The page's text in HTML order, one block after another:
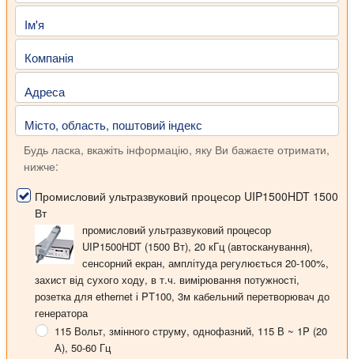
Ім'я
Компанія
Адреса
Місто, область, поштовий індекс
Будь ласка, вкажіть інформацію, яку Ви бажаєте отримати,
нижче:
Промисловий ультразвуковий процесор UIP1500HDT 1500
Вт
промисловий ультразвуковий процесор
UIP1500HDT (1500 Вт), 20 кГц (автосканування),
сенсорний екран, амплітуда регулюється 20-100%,
захист від сухого ходу, в т.ч. вимірювання потужності,
розетка для ethernet і PT100, 3м кабельний перетворювач до
генератора
115 Вольт, змінного струму, однофазний, 115 В ~ 1P (20
А), 50-60 Гц